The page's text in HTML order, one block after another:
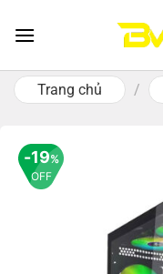
Trang chủ
/
19%
OFF